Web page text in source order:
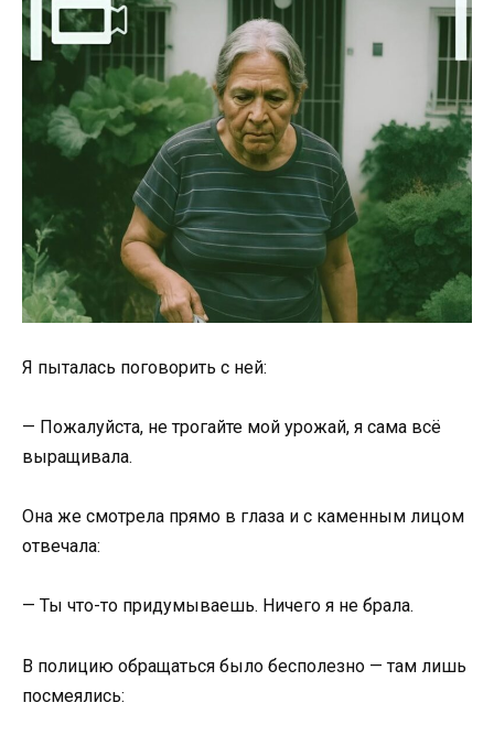
Я пыталась поговорить с ней:
— Пожалуйста, не трогайте мой урожай, я сама всё
выращивала.
Она же смотрела прямо в глаза и с каменным лицом
отвечала:
— Ты что-то придумываешь. Ничего я не брала.
В полицию обращаться было бесполезно — там лишь
посмеялись: